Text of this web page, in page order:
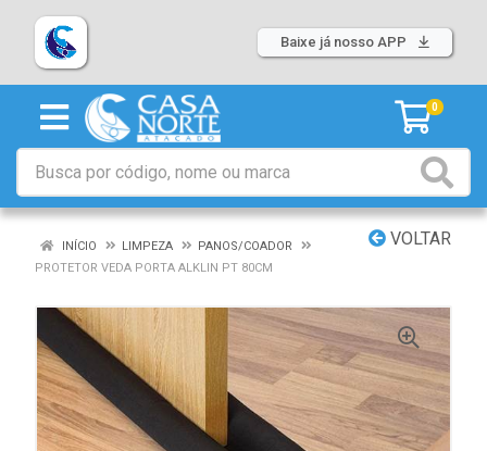
Baixe já nosso APP
0
VOLTAR
INÍCIO LIMPEZA
PANOS/COADOR
PROTETOR VEDA PORTA ALKLIN PT 80CM